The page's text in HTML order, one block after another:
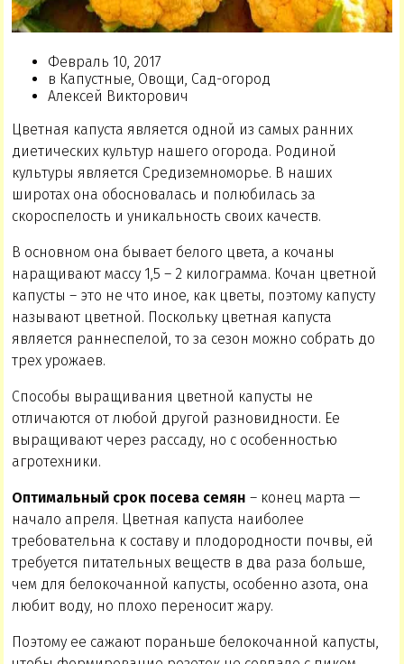
Февраль 10, 2017
в Капустные, Овощи, Сад-огород
Алексей Викторович
Цветная капуста является одной из самых ранних
диетических культур нашего огорода. Родиной
культуры является Средиземноморье. В наших
широтах она обосновалась и полюбилась за
скороспелость и уникальность своих качеств.
В основном она бывает белого цвета, а кочаны
наращивают массу 1,5 – 2 килограмма. Кочан цветной
капусты – это не что иное, как цветы, поэтому капусту
называют цветной. Поскольку цветная капуста
является раннеспелой, то за сезон можно собрать до
трех урожаев.
Способы выращивания цветной капусты не
отличаются от любой другой разновидности. Ее
выращивают через рассаду, но с особенностью
агротехники.
Оптимальный срок посева семян – конец марта —
начало апреля. Цветная капуста наиболее
требовательна к составу и плодородности почвы, ей
требуется питательных веществ в два раза больше,
чем для белокочанной капусты, особенно азота, она
любит воду, но плохо переносит жару.
Поэтому ее сажают пораньше белокочанной капусты,